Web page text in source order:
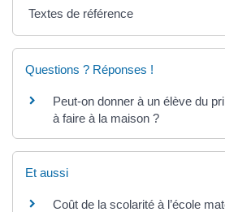
Textes de référence
Questions ? Réponses !
Peut-on donner à un élève du
à faire à la maison ?
Et aussi
Coût de la scolarité à l’école